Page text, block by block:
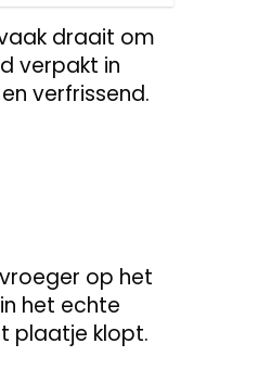
draait om
verpakt in
verfrissend.
op het
het echte
plaatje klopt.